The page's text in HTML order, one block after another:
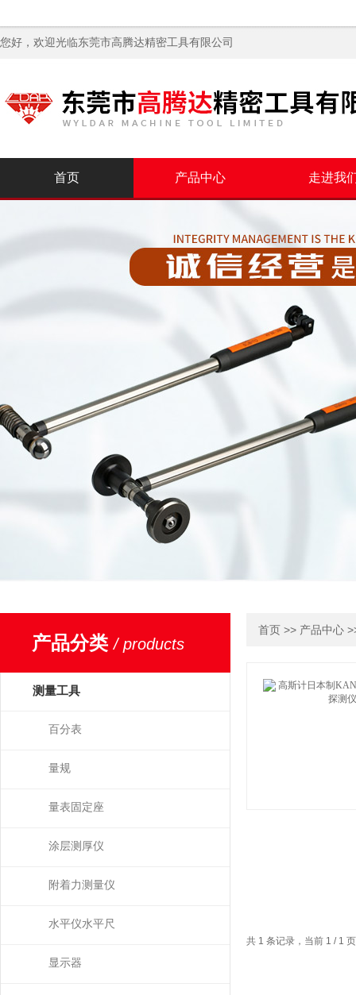
您好，欢迎光临东莞市高腾达精密工具有限公司
首页 产品中心 走进我
产品分类/ products
测量工具
百分表
量规
量表固定座
涂层测厚仪
附着力测量仪
水平仪水平尺
显示器
首页 >> 产品中心
共 1 条记录，当前 1 / 1